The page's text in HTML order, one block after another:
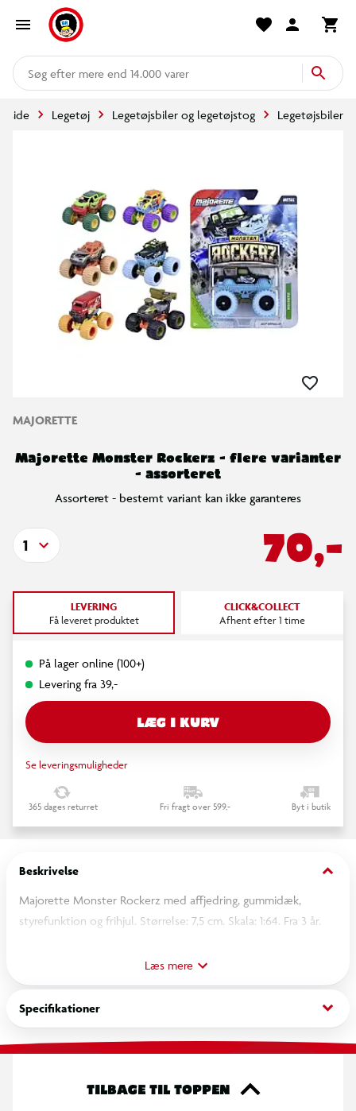
mere end 14.000 varer
Legetøj Legetøjsbiler og legetøjstog Legetøjsbiler
MAJORETTE
Majorette Monster Rockerz - flere varianter
- assorteret
Assorteret - bestemt variant kan ikke garanteres
70,-
1
LEVERING
Få leveret produktet
CLICK&COLLECT
Afhent efter 1 time
På lager online (100+)
Levering fra 39,-
LÆG I KURV
Se leveringsmuligheder
365 dages returret Fri fragt over 599,- Byt i butik
Beskrivelse keyboard_arrow_down
Majorette Monster Rockerz med affjedring, gummidæk,
styrefunktion og frihjul. Størrelse: 7,5 cm. Skala: 1:64. Fra 3 år.
OBS! Varen er assorteret, og bestemt variant kan ikke
garanteres
Læs mere
Specifikationer keyboard_arrow_down
TILBAGE TIL TOPPEN